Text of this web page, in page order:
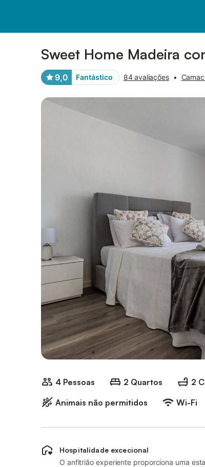
Sweet Home Madeira
9,0 Fantástico 84 avaliações •
4 Pessoas 2 Quartos 2
Animais não permitidos
Wi-Fi
Hospitalidade excecional
O anfitrião experiente proporciona uma